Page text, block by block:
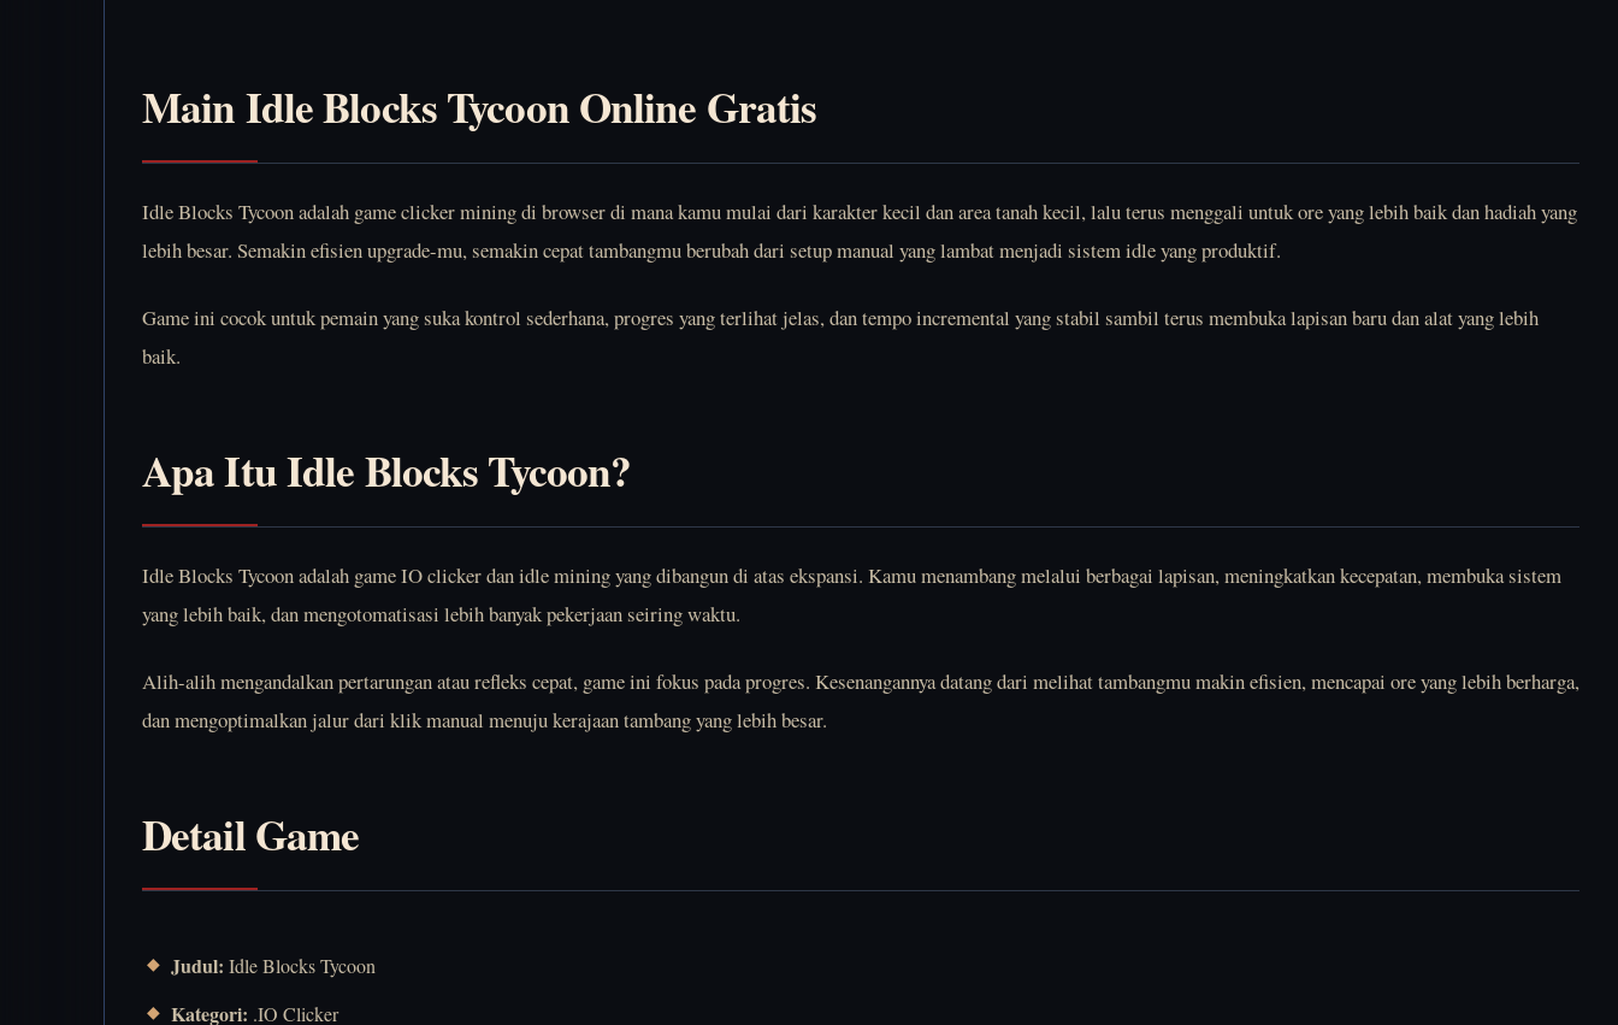
Main Idle Blocks Tycoon Online Gratis
Idle Blocks Tycoon adalah game clicker mining di browser di mana kamu mulai dari karakter kecil dan area tanah kecil, lalu terus menggali untuk ore yang lebih baik dan hadiah yang
lebih besar. Semakin efisien upgrade-mu, semakin cepat tambangmu berubah dari setup manual yang lambat menjadi sistem idle yang produktif.
Game ini cocok untuk pemain yang suka kontrol sederhana, progres yang terlihat jelas, dan tempo incremental yang stabil sambil terus membuka lapisan baru dan alat yang lebih
baik.
Apa Itu Idle Blocks Tycoon?
Idle Blocks Tycoon adalah game IO clicker dan idle mining yang dibangun di atas ekspansi. Kamu menambang melalui berbagai lapisan, meningkatkan kecepatan, membuka sistem
yang lebih baik, dan mengotomatisasi lebih banyak pekerjaan seiring waktu.
Alih-alih mengandalkan pertarungan atau refleks cepat, game ini fokus pada progres. Kesenangannya datang dari melihat tambangmu makin efisien, mencapai ore yang lebih berharga,
dan mengoptimalkan jalur dari klik manual menuju kerajaan tambang yang lebih besar.
Detail Game
Judul: Idle Blocks Tycoon
Kategori: .IO Clicker